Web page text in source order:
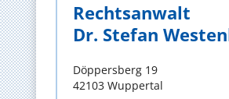
Rechtsanwalt
Dr. Stefan
Döppersberg 19
42103 Wuppertal